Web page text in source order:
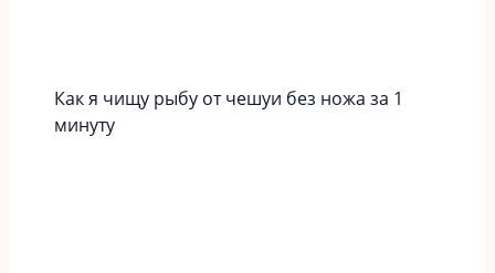
Как я чищу рыбу от чешуи без ножа за 1
минуту